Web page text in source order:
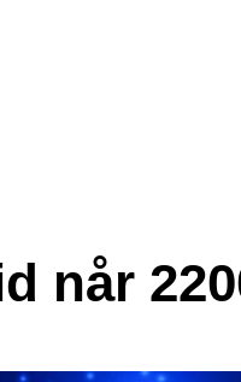
når